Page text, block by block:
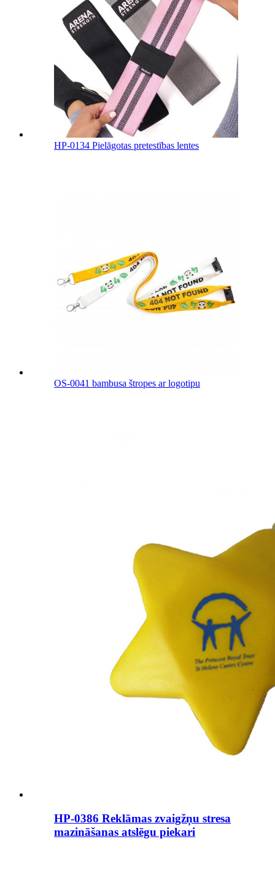
HP-0134 Pielāgotas pretestības lentes
OS-0041 bambusa štropes ar logotipu
HP-0386 Reklāmas zvaigžņu stresa
mazināšanas atslēgu piekari